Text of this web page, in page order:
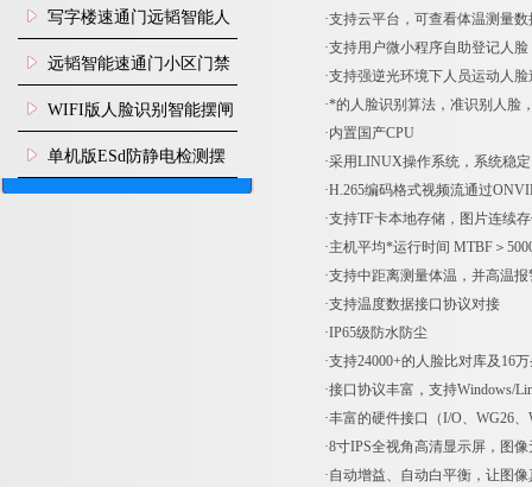
防尾随静音速通门
写字楼速通门远韬智能人
脸识别快速通道闸
远韬智能速通门小区门禁
闸机食堂消费摆闸
WIFI版人脸识别智能摆闸
机
单机版ESd防静电检测摆
闸机
·支持云平台，可查看体温测量数
·支持用户微小程序自助登记人脸
·支持强逆光环境下人员运动人
·*的人脸识别算法，准识别人脸
·内置国产CPU
·采用LINUX操作系统，系统稳定
·H.265编码格式视频流通过
·支持TF卡本地存储，图片连续
·主机平均*运行时间 MTBF＞
·支持中距离测量体温，并高温报
·支持温度数据接口协议对接
·IP65级防水防尘
·支持24000+的人脸比对库及16
·接口协议丰富，支持Windows/
·丰富的硬件接口（I/O、WG26
·8寸IPS全视角高清显示屏，图
·自动增益、自动白平衡，让图